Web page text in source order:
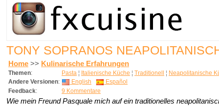
TONY SOPRANOS
Home >> Kulinarische Erfahrungen
Themen: Pasta ¦ Italienische Küche ¦ Traditionell ¦ Neapolitanische
Andere Versionen: English
Español
Feedback: 9 Kommentare
Wie mein Freund Pasquale mich auf ein traditionelles